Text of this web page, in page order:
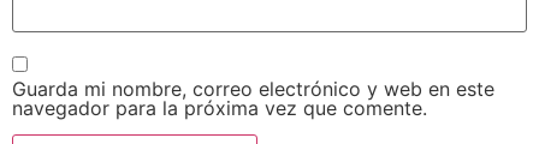
Guarda mi nombre, correo electrónico y web en este
navegador para la próxima vez que comente.